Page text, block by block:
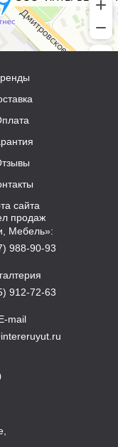
сайта
продаж
Мебель»:
988-90-93
912-72-63
mail